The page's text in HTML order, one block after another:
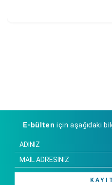
E-bülten için aşağıdaki